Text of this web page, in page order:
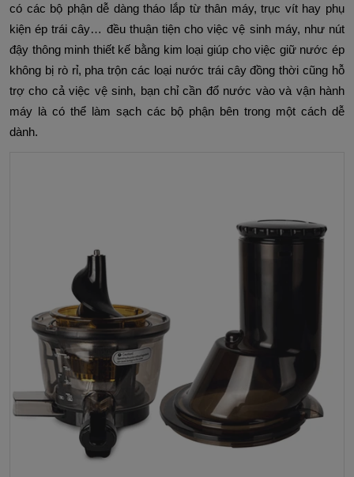
có các bộ phận dễ dàng tháo lắp từ thân máy, trục vít hay phụ
kiện ép trái cây… đều thuận tiện cho việc vệ sinh máy, như nút
đậy thông minh thiết kế bằng kim loại giúp cho việc giữ nước ép
không bị rò rỉ, pha trộn các loại nước trái cây đồng thời cũng hỗ
trợ cho cả việc vệ sinh, bạn chỉ cần đổ nước vào và vận hành
máy là có thể làm sạch các bộ phận bên trong một cách dễ
dành.